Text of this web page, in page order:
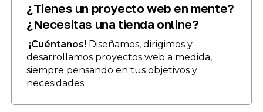
¿Tienes un proyecto web en mente?
¿Necesitas una tienda online?
¡Cuéntanos! Diseñamos, dirigimos y
desarrollamos proyectos web a medida,
siempre pensando en tus objetivos y
necesidades.